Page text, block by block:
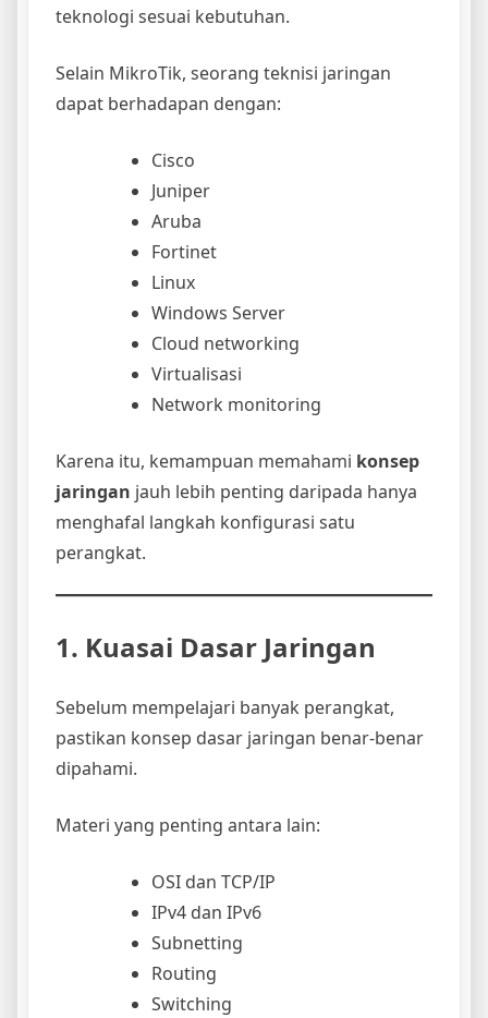
teknologi sesuai kebutuhan.
Selain MikroTik, seorang teknisi jaringan
dapat berhadapan dengan:
Cisco
Juniper
Aruba
Fortinet
Linux
Windows Server
Cloud networking
Virtualisasi
Network monitoring
Karena itu, kemampuan memahami konsep
jaringan jauh lebih penting daripada hanya
menghafal langkah konfigurasi satu
perangkat.
1. Kuasai Dasar Jaringan
Sebelum mempelajari banyak perangkat,
pastikan konsep dasar jaringan benar-benar
dipahami.
Materi yang penting antara lain:
OSI dan TCP/IP
IPv4 dan IPv6
Subnetting
Routing
Switching